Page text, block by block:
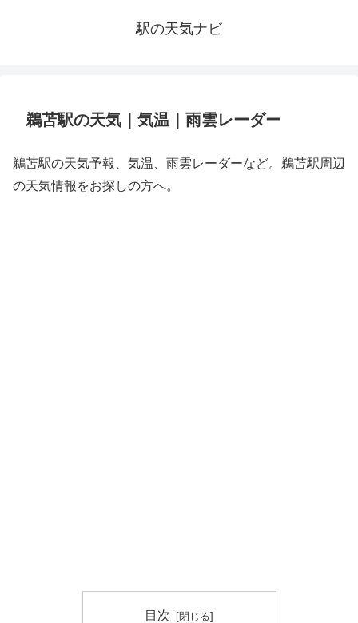
駅の天気ナビ
鵜苫駅の天気｜気温｜雨雲レーダー
鵜苫駅の天気予報、気温、雨雲レーダーなど。鵜苫駅周辺
の天気情報をお探しの方へ。
目次